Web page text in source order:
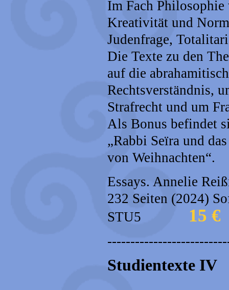
Im Fach
Kreativität und
Judenfrage,
Die Texte zu den
auf die
Rechtsverständnis,
Strafrecht und um
Als Bonus befindet
„Rabbi Seïra und
von Weihnachten“.
Essays. Annelie
232 Seiten (2024)
STU5
15 €
Studientexte IV